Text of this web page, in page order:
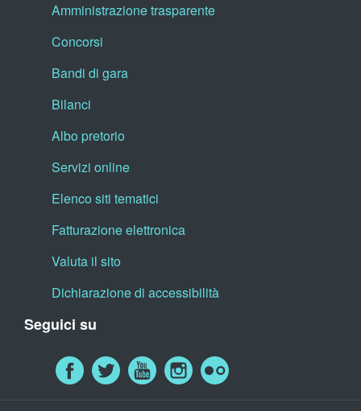
Amministrazione trasparente
Concorsi
Bandi di gara
Bilanci
Albo pretorio
Servizi online
Elenco siti tematici
Fatturazione elettronica
Valuta il sito
Dichiarazione di accessibilità
Seguici su